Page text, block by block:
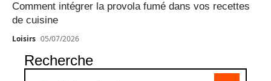
Comment intégrer la provola fumé dans vos recettes
de cuisine
Loisirs 05/07/2026
Recherche